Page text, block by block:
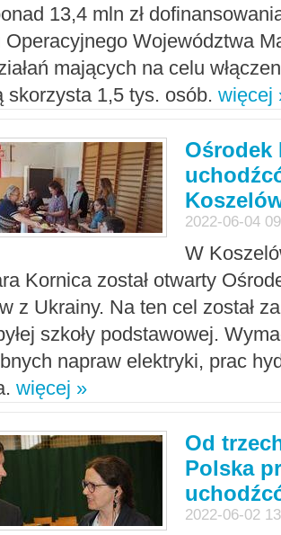
13,4 mln zł
Operacyjnego Województwa
mających na celu
skorzysta 1,5 tys. osób. więcej
Ośrodek
2022-06-04
W
Kornica został otwarty
z Ukrainy. Na ten cel został
szkoły podstawowej.
napraw elektryki, prac
więcej »
Od
Polska
2022-06-02